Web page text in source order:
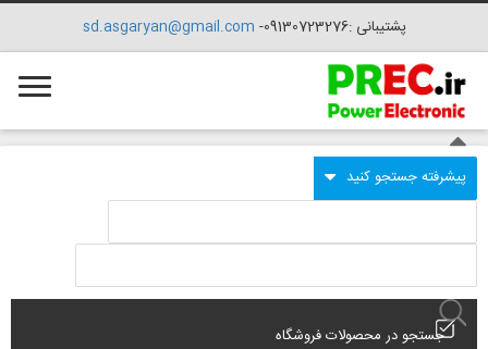
پشتیبانی :09130723276- sd.asgaryan@gmail.com
جستجو در محصولات فروشگاه